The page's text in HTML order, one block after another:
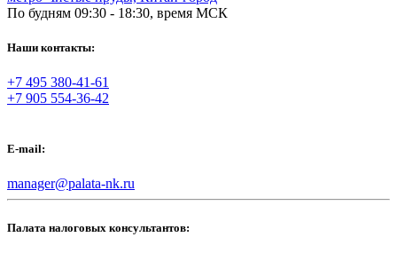
По будням 09:30 - 18:30, время МСК
Наши контакты:
+7 495 380-41-61
+7 905 554-36-42
E-mail:
manager@palata-nk.ru
Палата налоговых консультантов: